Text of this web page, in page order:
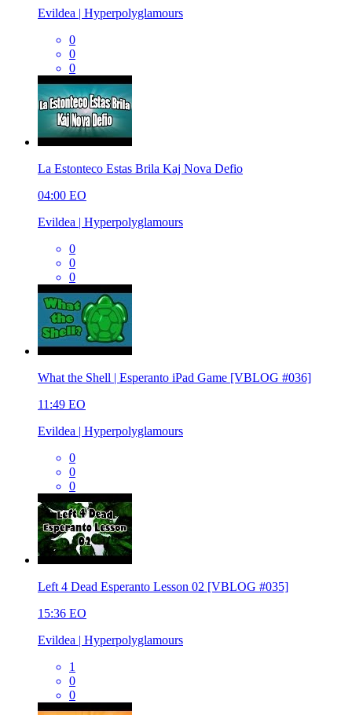
Evildea | Hyperpolyglamours
0
0
0
La Estonteco Estas Brila Kaj Nova Defio
04:00 EO
Evildea | Hyperpolyglamours
0
0
0
What the Shell | Esperanto iPad Game [VBLOG #036]
11:49 EO
Evildea | Hyperpolyglamours
0
0
0
Left 4 Dead Esperanto Lesson 02 [VBLOG #035]
15:36 EO
Evildea | Hyperpolyglamours
1
0
0